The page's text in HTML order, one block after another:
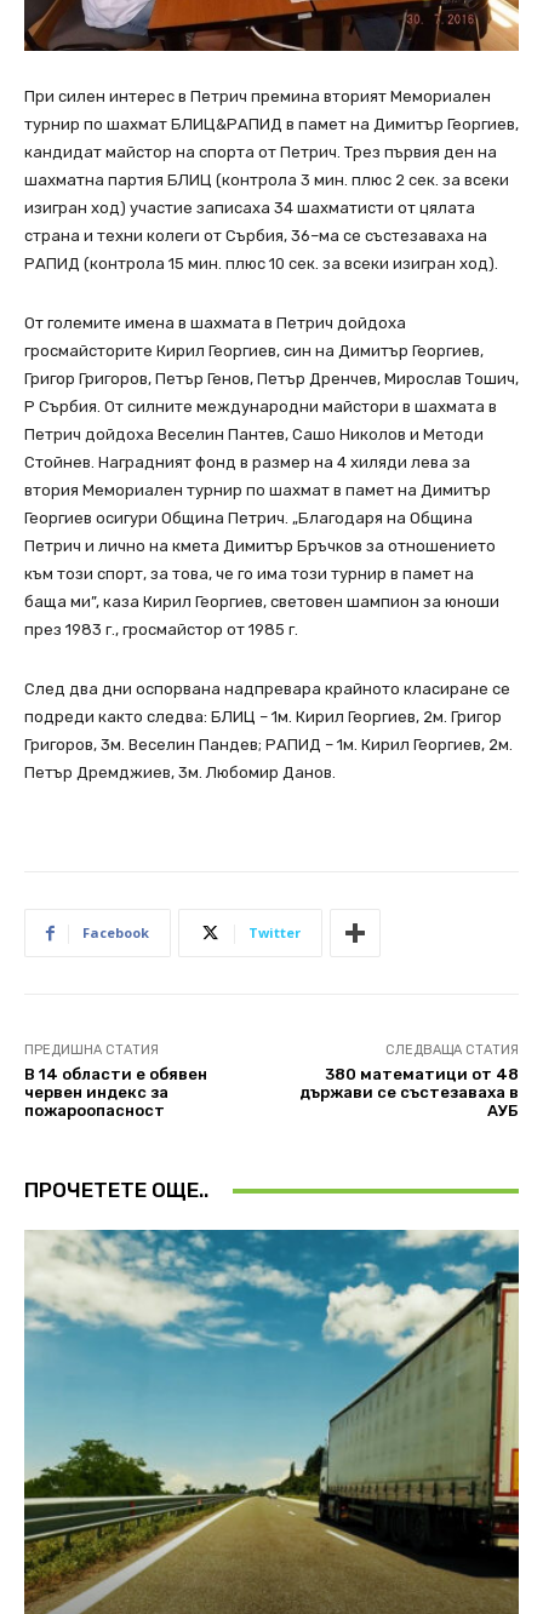
При силен интерес в Петрич премина вторият Мемориален
турнир по шахмат БЛИЦ&РАПИД в памет на Димитър Георгиев,
кандидат майстор на спорта от Петрич. Трез първия ден на
шахматна партия БЛИЦ (контрола 3 мин. плюс 2 сек. за всеки
изигран ход) участие записаха 34 шахматисти от цялата
страна и техни колеги от Сърбия, 36–ма се състезаваха на
РАПИД (контрола 15 мин. плюс 10 сек. за всеки изигран ход).
От големите имена в шахмата в Петрич дойдоха
гросмайсторите Кирил Георгиев, син на Димитър Георгиев,
Григор Григоров, Петър Генов, Петър Дренчев, Мирослав Тошич,
Р Сърбия. От силните международни майстори в шахмата в
Петрич дойдоха Веселин Пантев, Сашо Николов и Методи
Стойнев. Наградният фонд в размер на 4 хиляди лева за
втория Мемориален турнир по шахмат в памет на Димитър
Георгиев осигури Община Петрич. „Благодаря на Община
Петрич и лично на кмета Димитър Бръчков за отношението
към този спорт, за това, че го има този турнир в памет на
баща ми”, каза Кирил Георгиев, световен шампион за юноши
през 1983 г., гросмайстор от 1985 г.
След два дни оспорвана надпревара крайното класиране се
подреди както следва: БЛИЦ – 1м. Кирил Георгиев, 2м. Григор
Григоров, 3м. Веселин Пандев; РАПИД – 1м. Кирил Георгиев, 2м.
Петър Дремджиев, 3м. Любомир Данов.
Facebook Twitter
ПРЕДИШНА СТАТИЯ
В 14 области е обявен
червен индекс за
пожароопасност
СЛЕДВАЩА СТАТИЯ
380 математици от 48
държави се състезаваха в
АУБ
ПРОЧЕТЕТЕ ОЩЕ..